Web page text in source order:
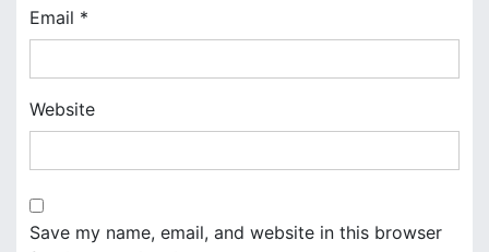
Email *
Website
Save my name, email, and website in this browser